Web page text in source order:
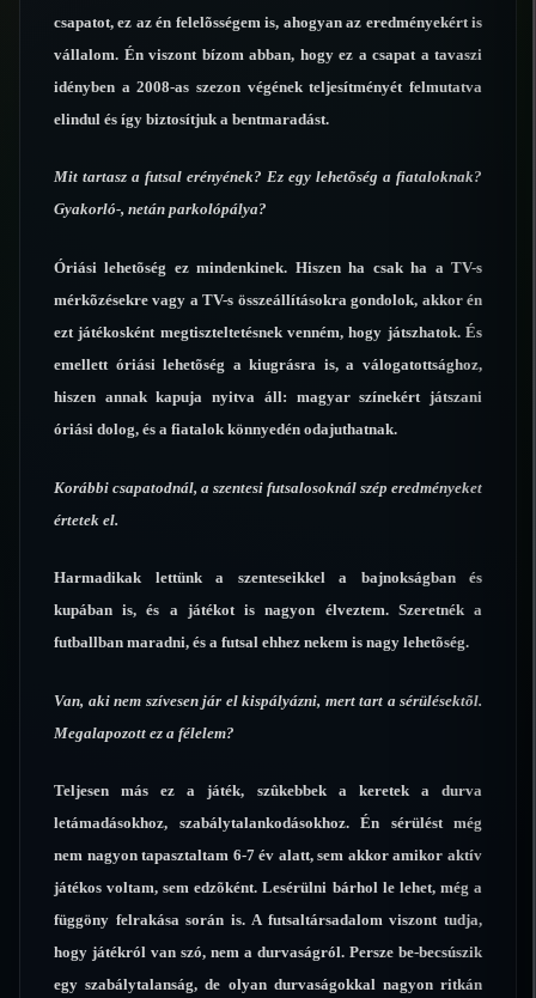
csapatot, ez az én felelõsségem is, ahogyan az eredményekért is
vállalom. Én viszont bízom abban, hogy ez a csapat a tavaszi
idényben a 2008-as szezon végének teljesítményét felmutatva
elindul és így biztosítjuk a bentmaradást.
Mit tartasz a futsal erényének? Ez egy lehetõség a fiataloknak?
Gyakorló-, netán parkolópálya?
Óriási lehetõség ez mindenkinek. Hiszen ha csak ha a TV-s
mérkõzésekre vagy a TV-s összeállításokra gondolok, akkor én
ezt játékosként megtiszteltetésnek venném, hogy játszhatok. És
emellett óriási lehetõség a kiugrásra is, a válogatottsághoz,
hiszen annak kapuja nyitva áll: magyar színekért játszani
óriási dolog, és a fiatalok könnyedén odajuthatnak.
Korábbi csapatodnál, a szentesi futsalosoknál szép eredményeket
értetek el.
Harmadikak lettünk a szenteseikkel a bajnokságban és
kupában is, és a játékot is nagyon élveztem. Szeretnék a
futballban maradni, és a futsal ehhez nekem is nagy lehetõség.
Van, aki nem szívesen jár el kispályázni, mert tart a sérülésektõl.
Megalapozott ez a félelem?
Teljesen más ez a játék, szûkebbek a keretek a durva
letámadásokhoz, szabálytalankodásokhoz. Én sérülést még
nem nagyon tapasztaltam 6-7 év alatt, sem akkor amikor aktív
játékos voltam, sem edzõként. Lesérülni bárhol le lehet, még a
függöny felrakása során is. A futsaltársadalom viszont tudja,
hogy játékról van szó, nem a durvaságról. Persze be-becsúszik
egy szabálytalanság, de olyan durvaságokkal nagyon ritkán